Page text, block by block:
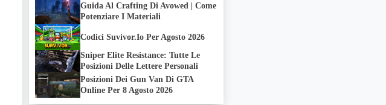
Guida Al Crafting Di Avowed | Come
Potenziare I Materiali
Codici Suvivor.io Per Agosto 2026
Sniper Elite Resistance: Tutte Le
Posizioni Delle Lettere Personali
Posizioni Dei Gun Van Di GTA
Online Per 8 Agosto 2026